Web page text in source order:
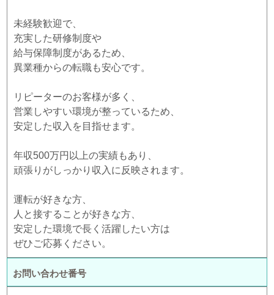
未経験歓迎で、
充実した研修制度や
給与保障制度があるため、
異業種からの転職も安心です。
リピーターのお客様が多く、
営業しやすい環境が整っているため、
安定した収入を目指せます。
年収500万円以上の実績もあり、
頑張りがしっかり収入に反映されます。
運転が好きな方、
人と接することが好きな方、
安定した環境で長く活躍したい方は
ぜひご応募ください。
お問い合わせ番号